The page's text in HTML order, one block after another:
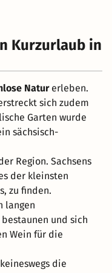
Kurzurlaub in
Naturerleben.
sich zudem
Garten wurde
sächsisch-
Region. Sachsens
der kleinsten
zu finden.
langen
und sich
Wein für die
die